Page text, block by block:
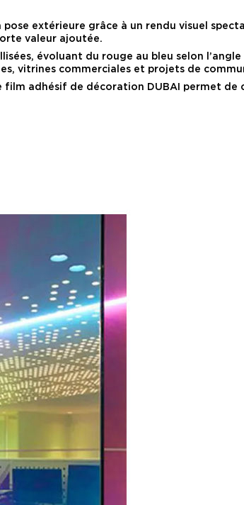
extérieure grâce à un rendu visuel
valeur ajoutée.
évoluant du rouge au bleu selon
vitrines commerciales et projets de
adhésif de décoration DUBAI permet